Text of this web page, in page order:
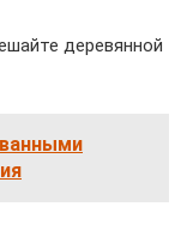
деревянной